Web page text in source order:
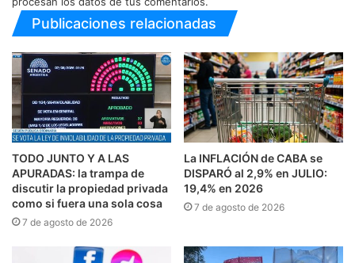
Publicaciones relacionadas
TODO JUNTO Y A LAS
APURADAS: la trampa de
discutir la propiedad privada
como si fuera una sola cosa
7 de agosto de 2026
La INFLACIÓN de CABA se
DISPARÓ al 2,9% en JULIO:
19,4% en 2026
7 de agosto de 2026